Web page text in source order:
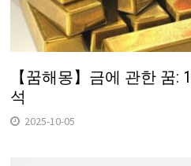
【꿈해몽】금에 관한 꿈:
석
2025-10-05